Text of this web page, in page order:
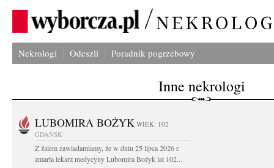
Nekrologi Odeszli Poradnik pogrzebowy
Inne nekrologi
LUBOMIRA BOŻYK WIEK: 102
GDAŃSK
Z żalem zawiadamiamy, że w dniu 25 lipca 2026 r.
zmarła lekarz medycyny Lubomira Bożyk lat 102...